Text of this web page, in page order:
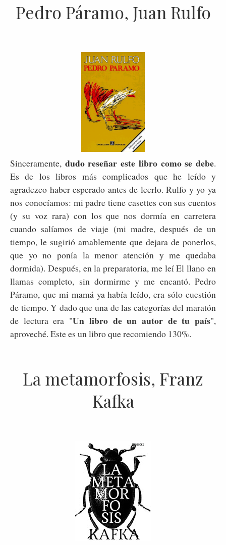
Pedro Páramo, Juan Rulfo
Sinceramente, dudo reseñar este libro como se debe.
Es de los libros más complicados que he leído y
agradezco haber esperado antes de leerlo. Rulfo y yo ya
nos conocíamos: mi padre tiene casettes con sus cuentos
(y su voz rara) con los que nos dormía en carretera
cuando salíamos de viaje (mi madre, después de un
tiempo, le sugirió amablemente que dejara de ponerlos,
que yo no ponía la menor atención y me quedaba
dormida). Después, en la preparatoria, me leí El llano en
llamas completo, sin dormirme y me encantó. Pedro
Páramo, que mi mamá ya había leído, era sólo cuestión
de tiempo. Y dado que una de las categorías del maratón
de lectura era "Un libro de un autor de tu país",
aproveché. Este es un libro que recomiendo 130%.
La metamorfosis, Franz
Kafka